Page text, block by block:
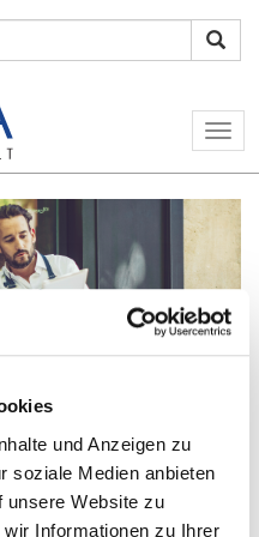
und Anzeigen zu
soziale Medien anbieten
unsere Website zu
Informationen zu Ihrer
Unternavigation